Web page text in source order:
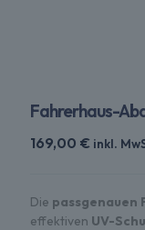
Fahrerhaus-
169,00 € inkl.
Die passgenauen
effektiven UV-